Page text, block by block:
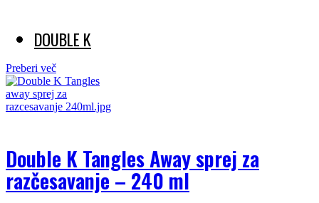
DOUBLE K
Preberi več
Double K Tangles Away sprej za
razčesavanje – 240 ml